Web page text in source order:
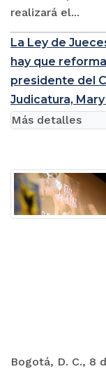
realizará el...
La Ley de
hay que
presidente del
Judicatura,
Bogotá, D. C., 8
Más detalles